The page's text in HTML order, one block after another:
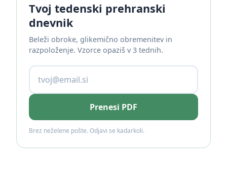
Tvoj tedenski prehranski
dnevnik
Beleži obroke, glikemično obremenitev in
razpoloženje. Vzorce opaziš v 3 tednih.
Prenesi PDF
Brez neželene pošte. Odjavi se kadarkoli.